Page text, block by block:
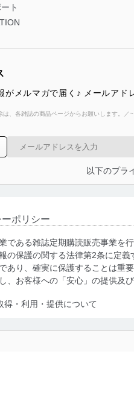
ト
がメルマガで届く♪ メールアド
、各雑誌の商品ページからお願いします。／
以下のプラ
ポリシー
である雑誌定期購読販売事業を
の保護の関する法律第2条に定
あり、確実に保護することは重
、お客様への「安心」の提供及
得・利用・提供について
情報の取得・利用・提供に際し